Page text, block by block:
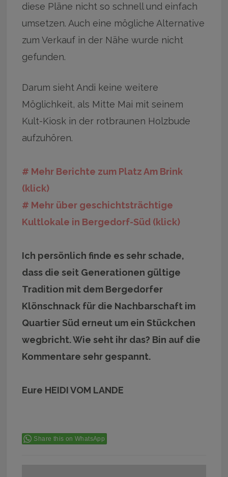
diese Pläne nicht so schnell und einfach
umsetzen. Auch eine mögliche Alternative
zum Verkauf in der Nähe wurde nicht
gefunden.
Darum sieht Andi keine weitere
Möglichkeit, als Mitte Mai mit seinem
Kult-Kiosk in der rotbraunen Holzbude
aufzuhören.
# Mehr Berichte zum Platz Am Brink
(klick)
# Mehr über geschichtsträchtige
Kultlokale in Bergedorf-Süd (klick)
Ich persönlich finde es sehr schade,
dass die seit Generationen gültige
Tradition mit dem Bergedorfer
Klönschnack für die Nachbarschaft im
Quartier Süd erneut um ein Stückchen
wegbricht. Wie seht ihr das? Bin auf die
Kommentare sehr gespannt.
Eure HEIDI VOM LANDE
Share this on WhatsApp